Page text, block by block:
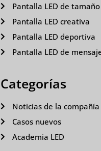
Pantalla LED de
Pantalla LED creativa
Pantalla LED deportiva
Pantalla LED de
Categorías
Noticias de la compañía
Casos nuevos
Academia LED